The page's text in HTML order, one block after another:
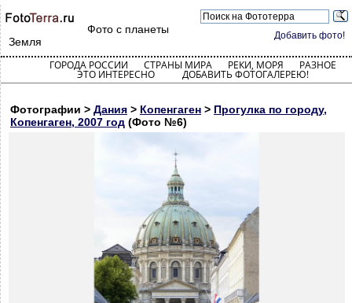
Добавить фото!
Фото с планеты
Земля
ГОРОДА РОССИИ СТРАНЫ МИРА РЕКИ, МОРЯ РАЗНОЕ
ЭТО ИНТЕРЕСНО ДОБАВИТЬ ФОТОГАЛЕРЕЮ!
Фотографии > Дания > Копенгаген > Прогулка по городу,
Копенгаген, 2007 год (Фото №6)